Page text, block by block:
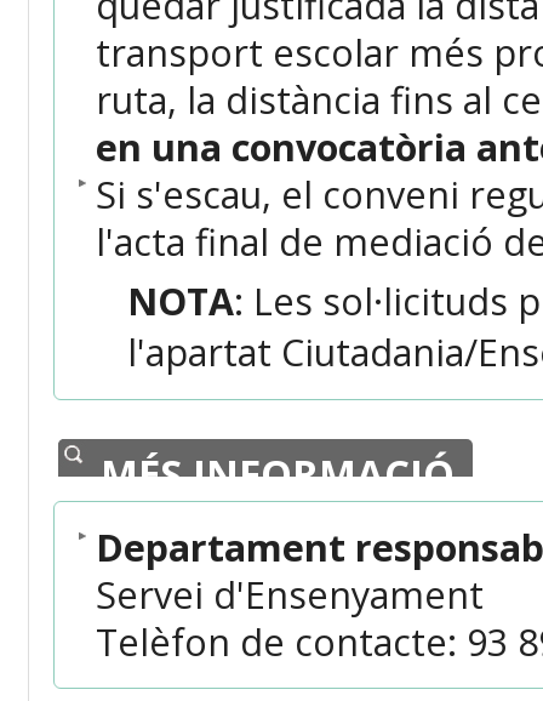
transport escolar més
ruta, la distància fins al
en una convocatòria
Si s'escau, el conveni
l'acta final de mediació
NOTA: Les sol·licituds
l'apartat Ciutadania/
MÉS INFORMACIÓ
Departament
Servei d'Ensenyament
Telèfon de contacte: 93